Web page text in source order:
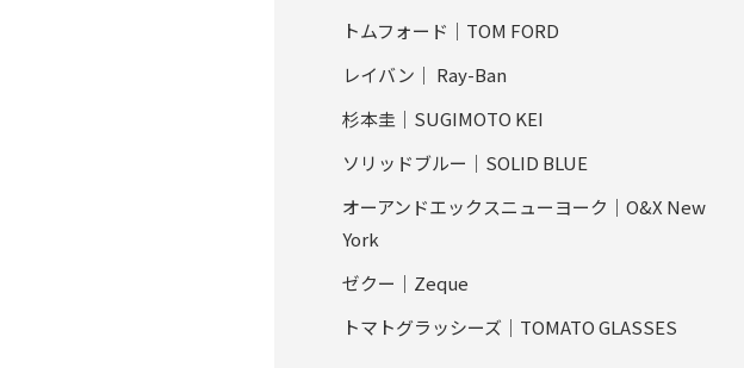
トムフォード｜TOM FORD
レイバン｜ Ray-Ban
杉本圭｜SUGIMOTO KEI
ソリッドブルー｜SOLID BLUE
オーアンドエックスニューヨーク｜O&X New
York
ゼクー｜Zeque
トマトグラッシーズ｜TOMATO GLASSES